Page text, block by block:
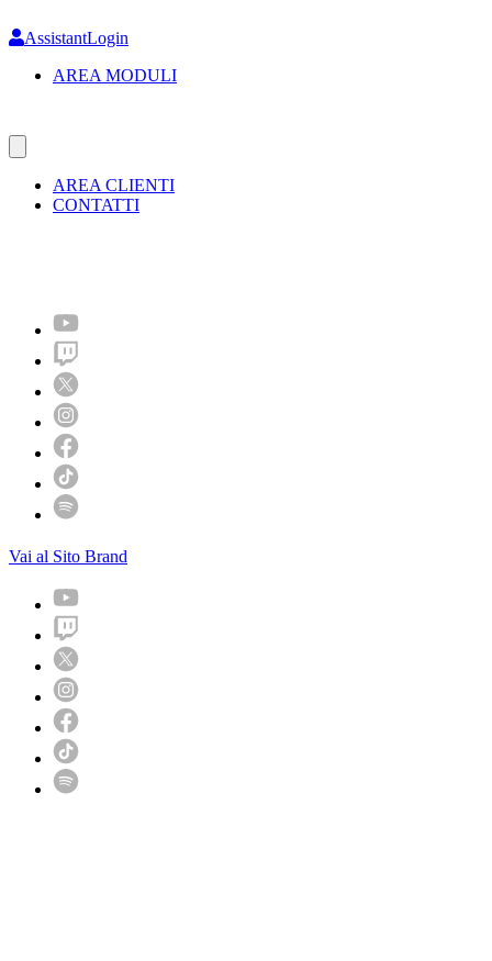
to
content
AssistantLogin
AREA MODULI
AREA CLIENTI
CONTATTI
Vai al Sito Brand